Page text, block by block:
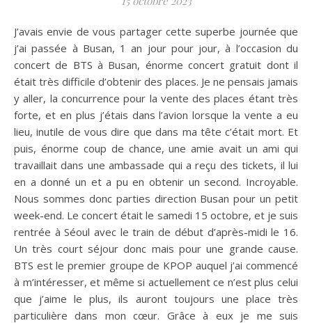
J’avais envie de vous partager cette superbe journée que
j’ai passée à Busan, 1 an jour pour jour, à l’occasion du
concert de BTS à Busan, énorme concert gratuit dont il
était très difficile d’obtenir des places. Je ne pensais jamais
y aller, la concurrence pour la vente des places étant très
forte, et en plus j’étais dans l’avion lorsque la vente a eu
lieu, inutile de vous dire que dans ma tête c’était mort. Et
puis, énorme coup de chance, une amie avait un ami qui
travaillait dans une ambassade qui a reçu des tickets, il lui
en a donné un et a pu en obtenir un second. Incroyable.
Nous sommes donc parties direction Busan pour un petit
week-end. Le concert était le samedi 15 octobre, et je suis
rentrée à Séoul avec le train de début d’après-midi le 16.
Un très court séjour donc mais pour une grande cause.
BTS est le premier groupe de KPOP auquel j’ai commencé
à m’intéresser, et même si actuellement ce n’est plus celui
que j’aime le plus, ils auront toujours une place très
particulière dans mon cœur. Grâce à eux je me suis